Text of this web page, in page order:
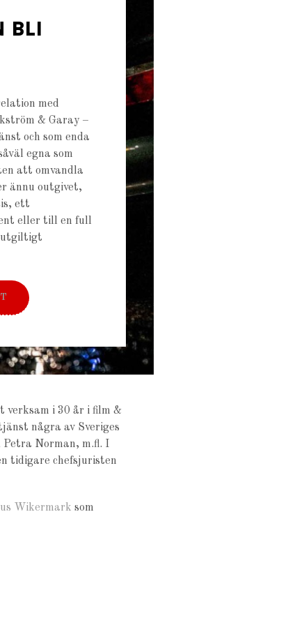
BLI
med
& Garay –
och som enda
egna som
att omvandla
ännu outgivet,
ett
eller till en full
verksam i 30 år i film &
några av Sveriges
Petra Norman, m.fl. I
tidigare chefsjuristen
Wikermark som